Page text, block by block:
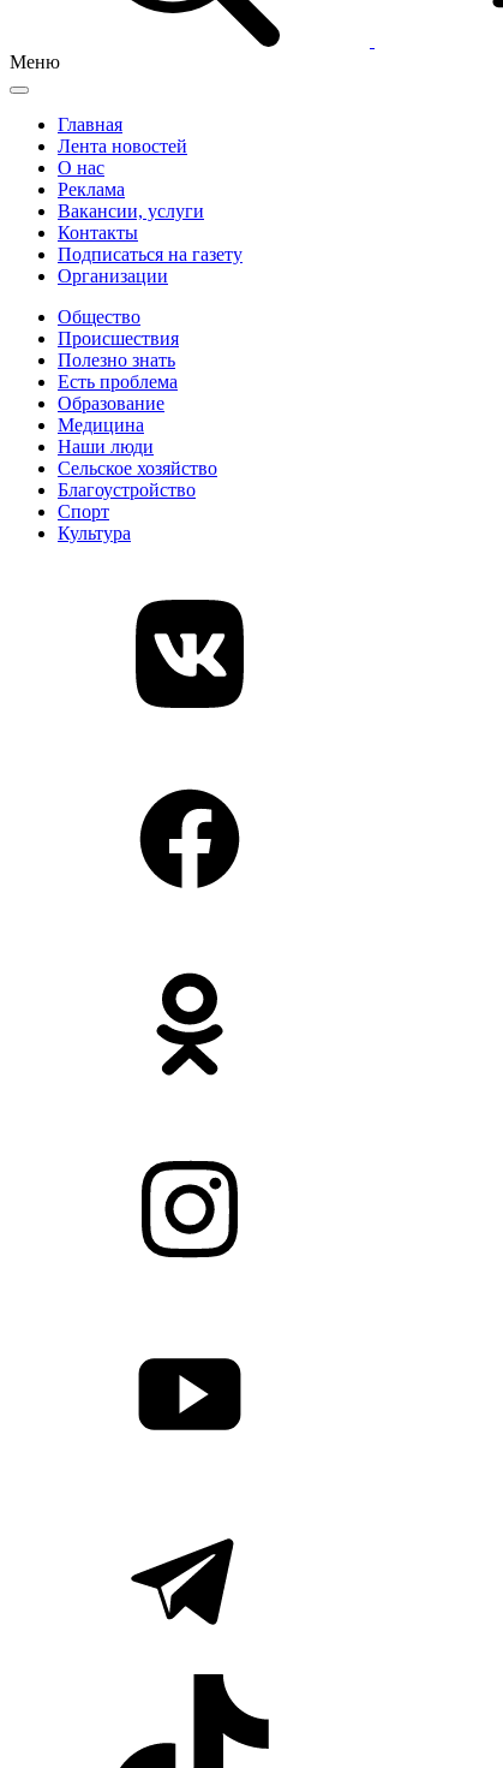
Меню
Главная
Лента новостей
О нас
Реклама
Вакансии, услуги
Контакты
Подписаться на газету
Организации
Общество
Происшествия
Полезно знать
Есть проблема
Образование
Медицина
Наши люди
Сельское хозяйство
Благоустройство
Спорт
Культура